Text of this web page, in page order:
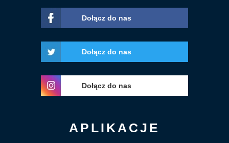
Dołącz do nas
Dołącz do nas
Dołącz do nas
APLIKACJE